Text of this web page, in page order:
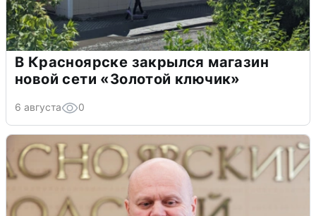
В Красноярске закрылся магазин
новой сети «Золотой ключик»
6 августа 0